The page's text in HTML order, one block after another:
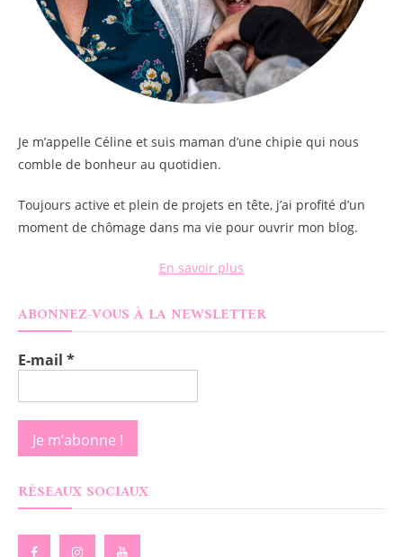
Je m’appelle Céline et suis maman d’une chipie qui nous
comble de bonheur au quotidien.
Toujours active et plein de projets en tête, j’ai profité d’un
moment de chômage dans ma vie pour ouvrir mon blog.
En savoir plus
ABONNEZ-VOUS À LA NEWSLETTER
E-mail *
RÉSEAUX SOCIAUX